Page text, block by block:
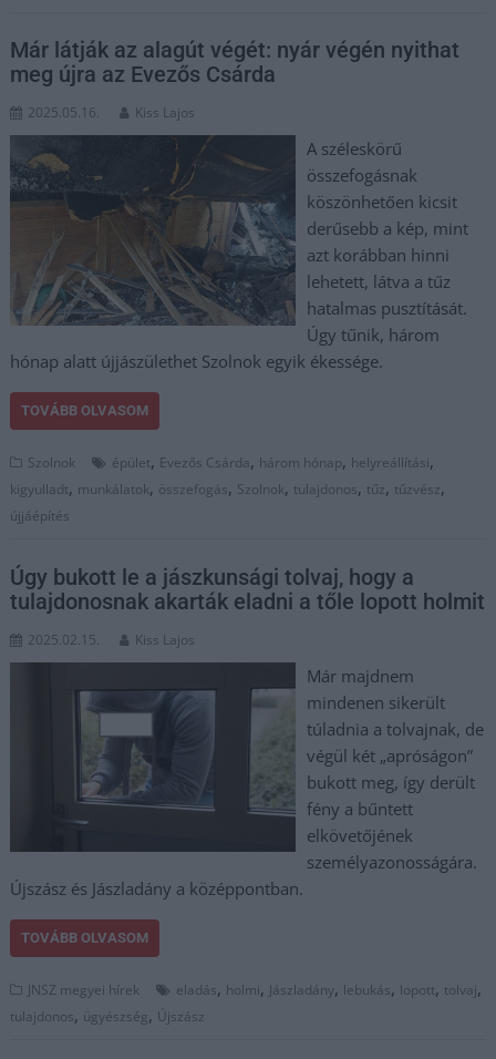
Már látják az alagút végét: nyár végén nyithat
meg újra az Evezős Csárda
2025.05.16. Kiss Lajos
A széleskörű
összefogásnak
köszönhetően kicsit
derűsebb a kép, mint
azt korábban hinni
lehetett, látva a tűz
hatalmas pusztítását.
Úgy tűnik, három
hónap alatt újjászülethet Szolnok egyik ékessége.
TOVÁBB OLVASOM
Szolnok épület, Evezős Csárda, három hónap, helyreállítási,
kigyulladt, munkálatok, összefogás, Szolnok, tulajdonos, tűz, tűzvész,
újjáépítés
Úgy bukott le a jászkunsági tolvaj, hogy a
tulajdonosnak akarták eladni a tőle lopott holmit
2025.02.15. Kiss Lajos
Már majdnem
mindenen sikerült
túladnia a tolvajnak, de
végül két „apróságon”
bukott meg, így derült
fény a bűntett
elkövetőjének
személyazonosságára.
Újszász és Jászladány a középpontban.
TOVÁBB OLVASOM
JNSZ megyei hírek eladás, holmi, Jászladány, lebukás, lopott, tolvaj,
tulajdonos, ügyészség, Újszász